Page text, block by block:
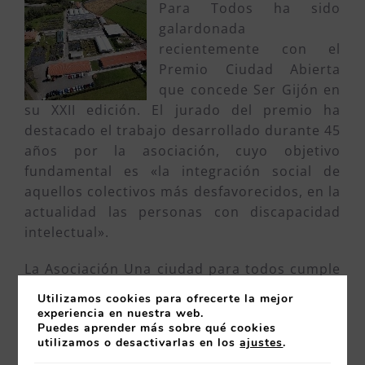
Para Todos ha sido
galardonada
recientemente con el
Premio Ciudad Abierta
que concede Ser Gijón en
su XXII edición. El jurado del premio ha
destacado el trabajo desarrollado durante 45
años por la asociación, cuyo objetivo
fundamental es «la integración social de
aquellos colectivos más desfavorecidos, en la
actualidad las personas con discapacidad
intelectual».
La Asociación Una ciudad para todos cumple
entidad ciudadana que tiene como objetivo
la integración social de aquellos colectivos
más desfavorecidos, en la actualidad las
Utilizamos cookies para ofrecerte la mejor
experiencia en nuestra web.
Puedes aprender más sobre qué cookies
utilizamos o desactivarlas en losajustes.